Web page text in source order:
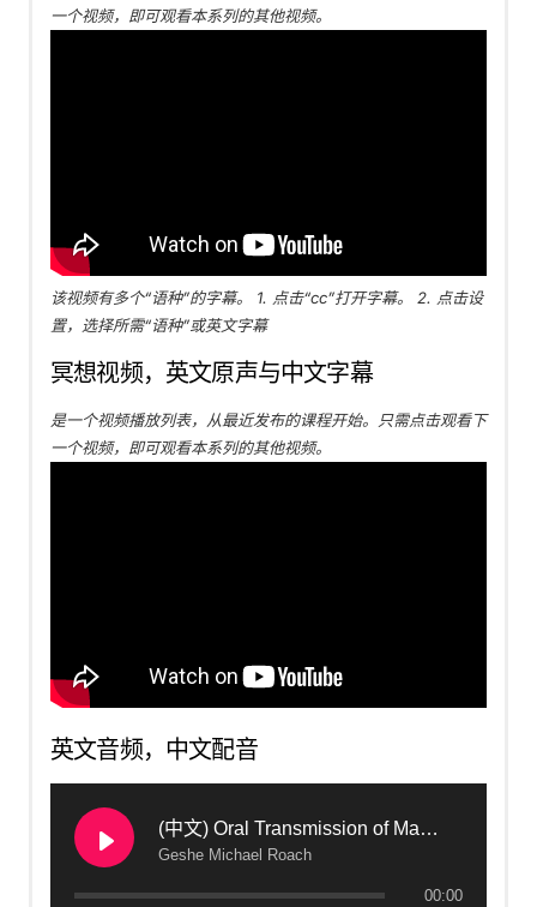
一个视频，即可观看本系列的其他视频。
该视频有多个“语种”的字幕。 1. 点击“cc”打开字幕。 2. 点击设
置，选择所需“语种”或英文字幕
冥想视频，英文原声与中文字幕
是一个视频播放列表，从最近发布的课程开始。只需点击观看下
一个视频，即可观看本系列的其他视频。
英文音频，中文配音
(中文) Oral Transmission of Master Shantideva's Dedication Chapter from A Guide to the Bodhisattva's Way of Life
Geshe Michael Roach
00:00